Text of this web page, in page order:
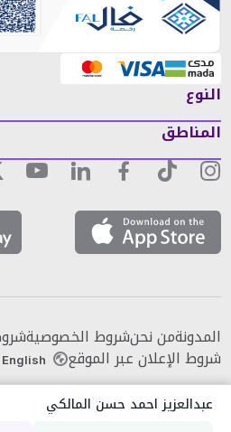
النوع
المناطق
المدونةمن نحنشروط الخصوصية
شروط الإعلان عبر الموقع English
عبدالعزيز احمد حسن المالكي